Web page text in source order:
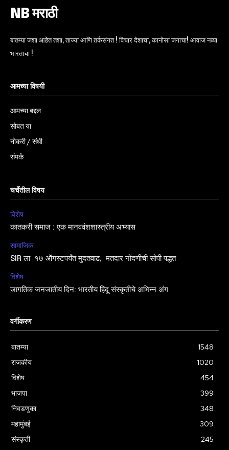
NB मराठी
बातम्या जशा आहेत तशा, ताज्या आणि तर्कसंगत ! विचार देशाचा, कानोसा जगाचा! आवाज नव्या
भारताचा !
आमच्या विषयी
आमच्या बद्दल
सोबत या
नोकरी / संधी
संपर्क
चर्चेतील विषय
विशेष
कातकरी समाज : एक मानववंशशास्त्रीय अभ्यास
सामाजिक
SIR ला १७ ऑगस्टपर्यंत मुदतवाढ, मतदार नोंदणीची सोपी पद्धत
विशेष
जागतिक जनजातीय दिन: भारतीय हिंदू संस्कृतीचे अभिन्न अंग
वर्गीकरण
बातम्या
1548
राजकीय
1020
विशेष
454
भाजपा
399
निवडणुका
348
महामुंबई
309
संस्कृती
245